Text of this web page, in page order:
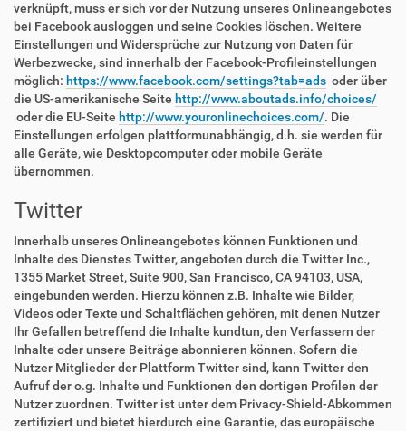
verknüpft, muss er sich vor der Nutzung unseres Onlineangebotes
bei Facebook ausloggen und seine Cookies löschen. Weitere
Einstellungen und Widersprüche zur Nutzung von Daten für
Werbezwecke, sind innerhalb der Facebook-Profileinstellungen
möglich: https://www.facebook.com/settings?tab=ads oder über
die US-amerikanische Seite http://www.aboutads.info/choices/
oder die EU-Seite http://www.youronlinechoices.com/. Die
Einstellungen erfolgen plattformunabhängig, d.h. sie werden für
alle Geräte, wie Desktopcomputer oder mobile Geräte
übernommen.
Twitter
Innerhalb unseres Onlineangebotes können Funktionen und
Inhalte des Dienstes Twitter, angeboten durch die Twitter Inc.,
1355 Market Street, Suite 900, San Francisco, CA 94103, USA,
eingebunden werden. Hierzu können z.B. Inhalte wie Bilder,
Videos oder Texte und Schaltflächen gehören, mit denen Nutzer
Ihr Gefallen betreffend die Inhalte kundtun, den Verfassern der
Inhalte oder unsere Beiträge abonnieren können. Sofern die
Nutzer Mitglieder der Plattform Twitter sind, kann Twitter den
Aufruf der o.g. Inhalte und Funktionen den dortigen Profilen der
Nutzer zuordnen. Twitter ist unter dem Privacy-Shield-Abkommen
zertifiziert und bietet hierdurch eine Garantie, das europäische